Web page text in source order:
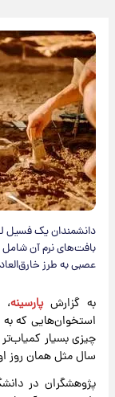
بافت‌های نرم آن
عصبی به طرز
به گزارشپارسینه،
استخوان‌هایی که
چیزی بسیار
سال مثل همان روز
پژوهشگران در